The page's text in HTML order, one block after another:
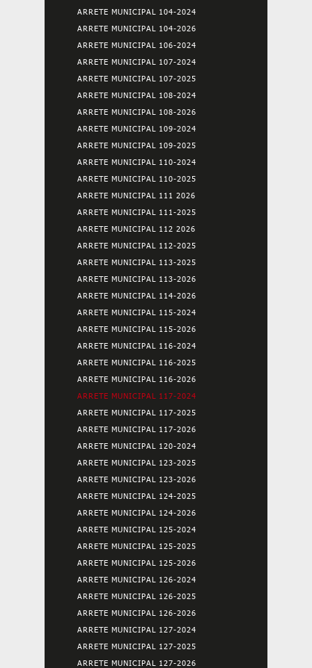
ARRETE MUNICIPAL 104-2024
ARRETE MUNICIPAL 104-2026
ARRETE MUNICIPAL 106-2024
ARRETE MUNICIPAL 107-2024
ARRETE MUNICIPAL 107-2025
ARRETE MUNICIPAL 108-2024
ARRETE MUNICIPAL 108-2026
ARRETE MUNICIPAL 109-2024
ARRETE MUNICIPAL 109-2025
ARRETE MUNICIPAL 110-2024
ARRETE MUNICIPAL 110-2025
ARRETE MUNICIPAL 111 2026
ARRETE MUNICIPAL 111-2025
ARRETE MUNICIPAL 112 2026
ARRETE MUNICIPAL 112-2025
ARRETE MUNICIPAL 113-2025
ARRETE MUNICIPAL 113-2026
ARRETE MUNICIPAL 114-2026
ARRETE MUNICIPAL 115-2024
ARRETE MUNICIPAL 115-2026
ARRETE MUNICIPAL 116-2024
ARRETE MUNICIPAL 116-2025
ARRETE MUNICIPAL 116-2026
ARRETE MUNICIPAL 117-2024
ARRETE MUNICIPAL 117-2025
ARRETE MUNICIPAL 117-2026
ARRETE MUNICIPAL 120-2024
ARRETE MUNICIPAL 123-2025
ARRETE MUNICIPAL 123-2026
ARRETE MUNICIPAL 124-2025
ARRETE MUNICIPAL 124-2026
ARRETE MUNICIPAL 125-2024
ARRETE MUNICIPAL 125-2025
ARRETE MUNICIPAL 125-2026
ARRETE MUNICIPAL 126-2024
ARRETE MUNICIPAL 126-2025
ARRETE MUNICIPAL 126-2026
ARRETE MUNICIPAL 127-2024
ARRETE MUNICIPAL 127-2025
ARRETE MUNICIPAL 127-2026